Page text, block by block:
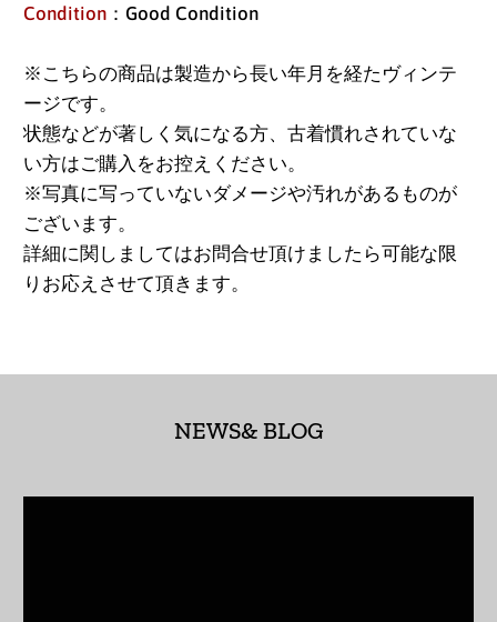
Condition ：Good Condition
※こちらの商品は製造から長い年月を経たヴィンテ
ージです。
状態などが著しく気になる方、古着慣れされていな
い方はご購入をお控えください。
※写真に写っていないダメージや汚れがあるものが
ございます。
詳細に関しましてはお問合せ頂けましたら可能な限
りお応えさせて頂きます。
NEWS& BLOG
アイスランド (ISK kr)
アイルランド (EUR €)
アセンション島 (SHP
アゼルバイジャン
(AZN ₼)